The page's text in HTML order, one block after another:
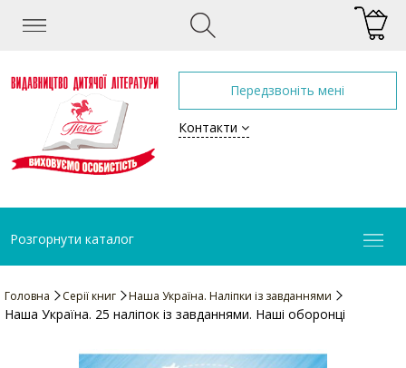
Передзвоніть мені
Контакти
Розгорнути каталог
Головна Серії книг Наша Україна. Наліпки із завданнями
Наша Україна. 25 наліпок із завданнями. Наші оборонці